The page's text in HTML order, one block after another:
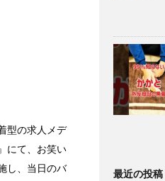
型の求人メデ
にて、お笑い
し、当日のバ
最近の投稿